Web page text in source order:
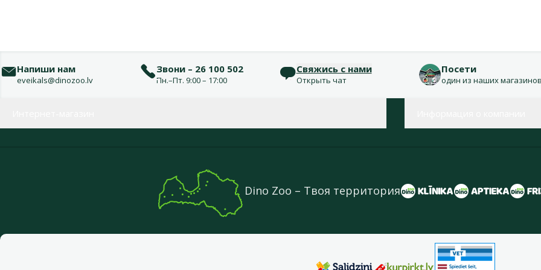
Напиши нам
eveikals@dinozoo.lv
Звони – 26 100 502
Пн.–Пт. 9:00 – 17:00
Свяжись с нами
Открыть чат
Посети
один из наших
Dino Zoo – Твоя территория